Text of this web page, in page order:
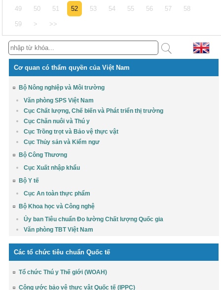
49 50 51 52 53 54 55 56 57 58
59 > >>
Cơ quan có thẩm quyền của Việt Nam
Bộ Nông nghiệp và Môi trường
Văn phòng SPS Việt Nam
Cục Chất lượng, Chế biến và Phát triển thị trường
Cục Chăn nuôi và Thú y
Cục Trồng trọt và Bảo vệ thực vật
Cục Thủy sản và Kiểm ngư
Bộ Công Thương
Cục Xuất nhập khẩu
Bộ Y tế
Cục An toàn thực phẩm
Bộ Khoa học và Công nghệ
Ủy ban Tiêu chuẩn Đo lường Chất lượng Quốc gia
Văn phòng TBT Việt Nam
Các tổ chức tiêu chuẩn Quốc tế
Tổ chức Thú y Thế giới (WOAH)
Công ước bảo vệ thực vật Quốc tế (IPPC)